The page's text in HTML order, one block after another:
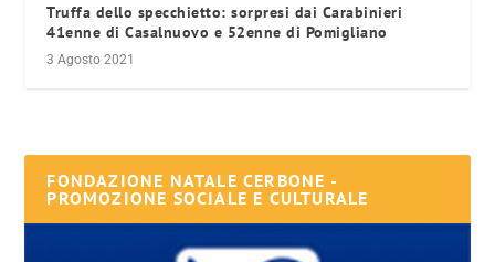
Truffa dello specchietto: sorpresi dai Carabinieri
41enne di Casalnuovo e 52enne di Pomigliano
3 Agosto 2021
FONDAZIONE NATALE CERBONE -
PROMOZIONE SOCIALE E CULTURALE